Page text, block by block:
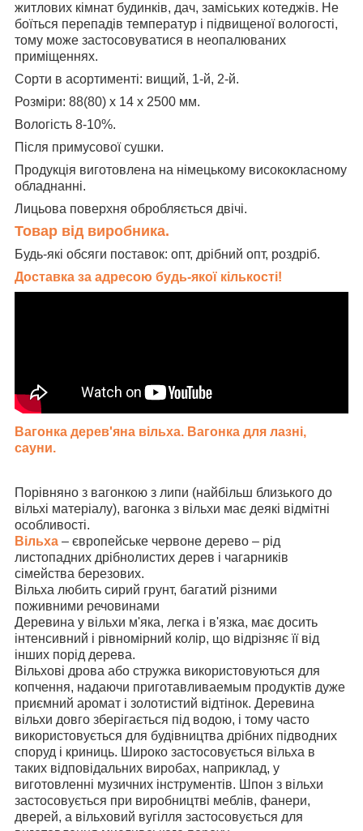
житлових кімнат будинків, дач, заміських котеджів. Не
боїться перепадів температур і підвищеної вологості,
тому може застосовуватися в неопалюваних
приміщеннях.
Сорти в асортименті: вищий, 1-й, 2-й.
Розміри: 88(80) х 14 х 2500 мм.
Вологість 8-10%.
Після примусової сушки.
Продукція виготовлена на німецькому висококласному
обладнанні.
Лицьова поверхня обробляється двічі.
Товар від виробника.
Будь-які обсяги поставок: опт, дрібний опт, роздріб.
Доставка за адресою будь-якої кількості!
Вагонка дерев'яна вільха. Вагонка для лазні,
сауни.
Порівняно з вагонкою з липи (найбільш близького до
вільхі матеріалу), вагонка з вільхи має деякі відмітні
особливості.
Вільха – європейське червоне дерево – рід
листопадних дрібнолистих дерев і чагарників
сімейства березових.
Вільха любить сирий грунт, багатий різними
поживними речовинами
Деревина у вільхи м'яка, легка і в'язка, має досить
інтенсивний і рівномірний колір, що відрізняє її від
інших порід дерева.
Вільхові дрова або стружка використовуються для
копчення, надаючи приготавливаемым продуктів дуже
приємний аромат і золотистий відтінок. Деревина
вільхи довго зберігається під водою, і тому часто
використовується для будівництва дрібних підводних
споруд і криниць. Широко застосовується вільха в
таких відповідальних виробах, наприклад, у
виготовленні музичних інструментів. Шпон з вільхи
застосовується при виробництві меблів, фанери,
дверей, а вільховий вугілля застосовується для